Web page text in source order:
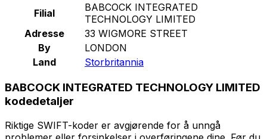
Filial
BABCOCK INTEGRATED
TECHNOLOGY LIMITED
Adresse
33 WIGMORE STREET
By
LONDON
Land
Storbritannia
BABCOCK INTEGRATED TECHNOLOGY LIMITED
kodedetaljer
Riktige SWIFT-koder er avgjørende for å unngå